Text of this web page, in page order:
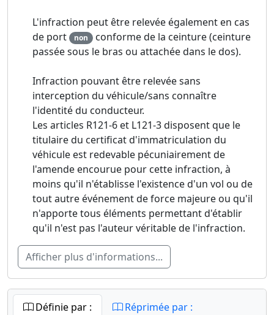
L'infraction peut être relevée également en cas
de port
non conforme de la ceinture (ceinture
passée sous le bras ou attachée dans le dos).
Infraction pouvant être relevée sans
interception du véhicule/sans connaître
l'identité du conducteur.
Les articles R121-6 et L121-3 disposent que le
titulaire du certificat d'immatriculation du
véhicule est redevable pécuniairement de
l'amende encourue pour cette infraction, à
moins qu'il n'établisse l'existence d'un vol ou de
tout autre événement de force majeure ou qu'il
n'apporte tous éléments permettant d'établir
qu'il n'est pas l'auteur véritable de l'infraction.
Afficher plus d'informations...
Définie par : Réprimée par :